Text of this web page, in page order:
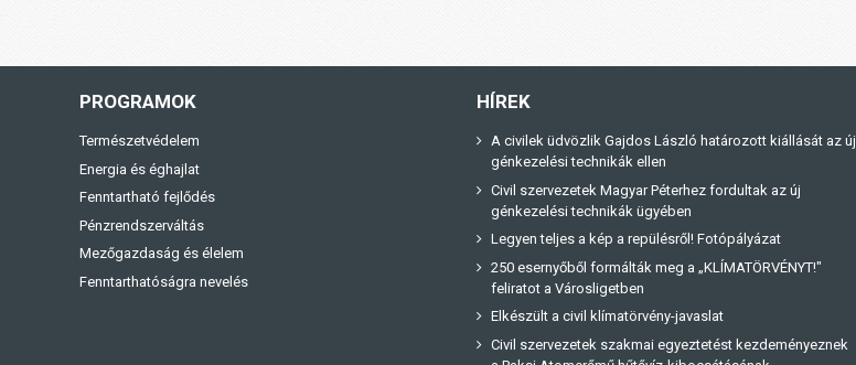
PROGRAMOK
Természetvédelem
Energia és éghajlat
Fenntartható fejlődés
Pénzrendszerváltás
Mezőgazdaság és élelem
Fenntarthatóságra nevelés
HÍREK
A civilek üdvözlik Gajdos László határozott kiállását az új
génkezelési technikák ellen
Civil szervezetek Magyar Péterhez fordultak az új
génkezelési technikák ügyében
Legyen teljes a kép a repülésről! Fotópályázat
250 esernyőből formálták meg a „KLÍMATÖRVÉNYT!"
feliratot a Városligetben
Elkészült a civil klímatörvény-javaslat
Civil szervezetek szakmai egyeztetést kezdeményeznek